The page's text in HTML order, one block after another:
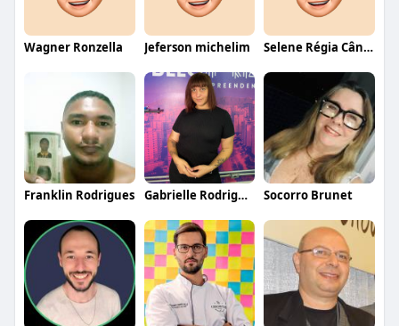
Wagner Ronzella Jeferson michelim Selene Régia Cândido
Franklin Rodrigues Gabrielle Rodrigues Socorro Brunet